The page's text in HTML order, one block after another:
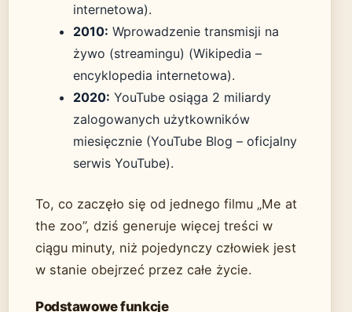
internetowa).
2010: Wprowadzenie transmisji na
żywo (streamingu) (Wikipedia –
encyklopedia internetowa).
2020: YouTube osiąga 2 miliardy
zalogowanych użytkowników
miesięcznie (YouTube Blog – oficjalny
serwis YouTube).
To, co zaczęło się od jednego filmu „Me at
the zoo”, dziś generuje więcej treści w
ciągu minuty, niż pojedynczy człowiek jest
w stanie obejrzeć przez całe życie.
Podstawowe funkcje